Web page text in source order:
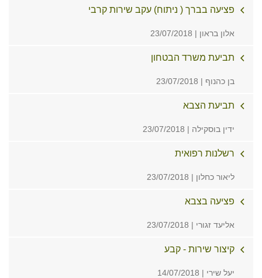
פציעה בברך ( ניתוח) עקב שירות קרבי
אלון בראון | 23/07/2018
תביעת משרד הבטחון
בן כהנוף | 23/07/2018
תביעת הצבא
ידין בוסקילה | 23/07/2018
רשלנות רפואית
ליאור כחלון | 23/07/2018
פציעה בצבא
אליעד זגורי | 23/07/2018
קיצור שירות - קבע
יעל שירי | 14/07/2018